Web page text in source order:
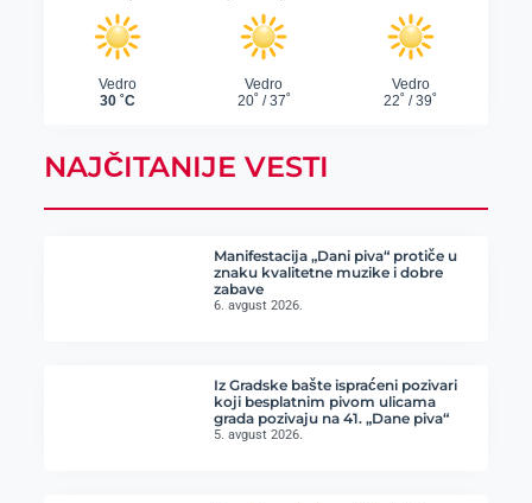
NAJČITANIJE VESTI
Manifestacija „Dani piva“ protiče u
znaku kvalitetne muzike i dobre
zabave
6. avgust 2026.
Iz Gradske bašte ispraćeni pozivari
koji besplatnim pivom ulicama
grada pozivaju na 41. „Dane piva“
5. avgust 2026.